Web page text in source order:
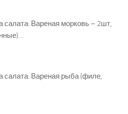
салата: Вареная морковь – 2шт,
салата: Вареная рыба (филе,